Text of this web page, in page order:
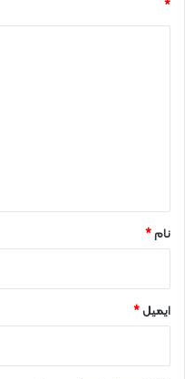
*
نام*
ایمیل*